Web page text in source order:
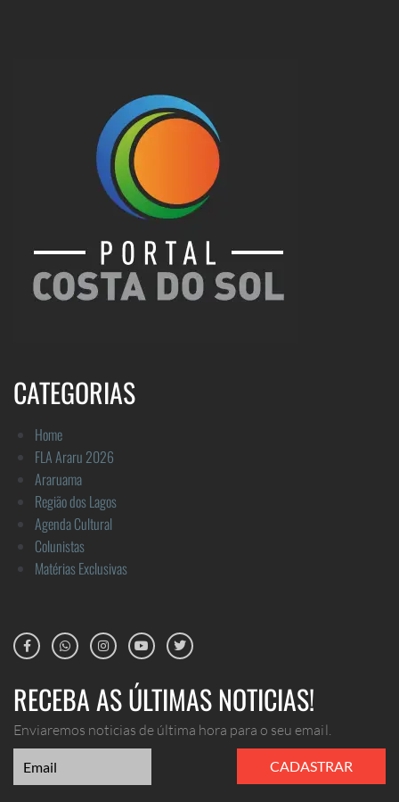
CATEGORIAS
Home
FLA Araru 2026
Araruama
Região dos Lagos
Agenda Cultural
Colunistas
Matérias Exclusivas
RECEBA AS ÚLTIMAS NOTICIAS!
Enviaremos noticias de última hora para o seu email.
CADASTRAR